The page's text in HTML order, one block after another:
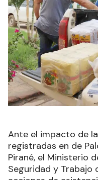
Ante el impacto de
registradas en de
Pirané, el Ministerio
Seguridad y Trabajo